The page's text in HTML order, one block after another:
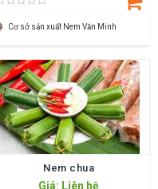
Cơ sở sản xuất Nem Văn Minh
Nem chua
Giá: Liên hệ